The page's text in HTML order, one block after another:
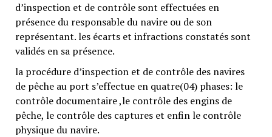
d’inspection et de contrôle sont effectuées en
présence du responsable du navire ou de son
représentant. les écarts et infractions constatés sont
validés en sa présence.
la procédure d’inspection et de contrôle des navires
de pêche au port s’effectue en quatre(04) phases: le
contrôle documentaire ,le contrôle des engins de
pêche, le contrôle des captures et enfin le contrôle
physique du navire.